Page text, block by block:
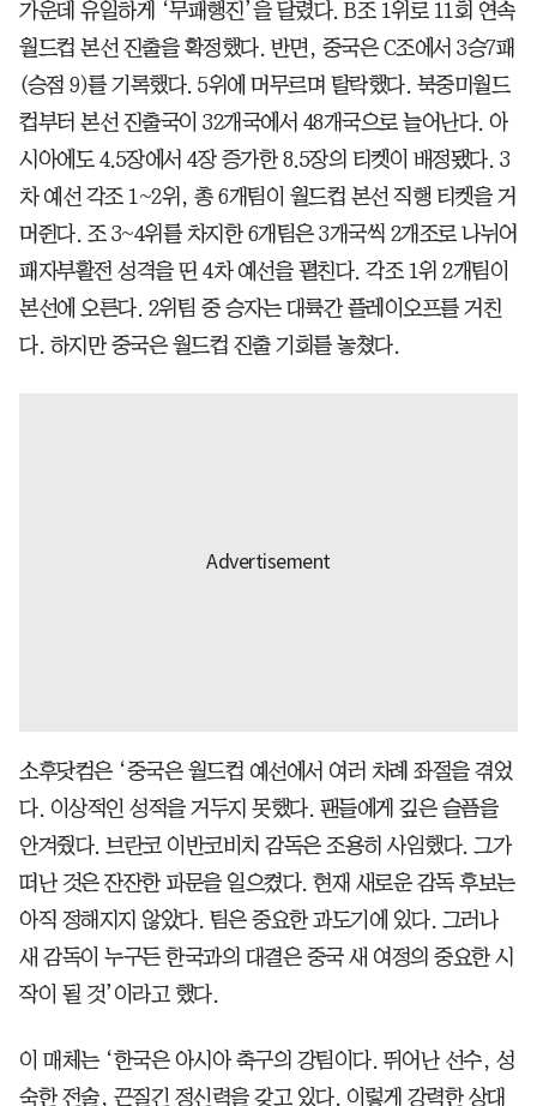
가운데 유일하게 ‘무패행진’을 달렸다. B조 1위로 11회 연속
월드컵 본선 진출을 확정했다. 반면, 중국은 C조에서 3승7패
(승점 9)를 기록했다. 5위에 머무르며 탈락했다. 북중미월드
컵부터 본선 진출국이 32개국에서 48개국으로 늘어난다. 아
시아에도 4.5장에서 4장 증가한 8.5장의 티켓이 배정됐다. 3
차 예선 각조 1~2위, 총 6개팀이 월드컵 본선 직행 티켓을 거
머쥔다. 조 3~4위를 차지한 6개팀은 3개국씩 2개조로 나뉘어
패자부활전 성격을 띤 4차 예선을 펼친다. 각조 1위 2개팀이
본선에 오른다. 2위팀 중 승자는 대륙간 플레이오프를 거친
다. 하지만 중국은 월드컵 진출 기회를 놓쳤다.
소후닷컴은 ‘중국은 월드컵 예선에서 여러 차례 좌절을 겪었
다. 이상적인 성적을 거두지 못했다. 팬들에게 깊은 슬픔을
안겨줬다. 브란코 이반코비치 감독은 조용히 사임했다. 그가
떠난 것은 잔잔한 파문을 일으켰다. 현재 새로운 감독 후보는
아직 정해지지 않았다. 팀은 중요한 과도기에 있다. 그러나
새 감독이 누구든 한국과의 대결은 중국 새 여정의 중요한 시
작이 될 것’이라고 했다.
이 매체는 ‘한국은 아시아 축구의 강팀이다. 뛰어난 선수, 성
숙한 전술, 끈질긴 정신력을 갖고 있다. 이렇게 강력한 상대